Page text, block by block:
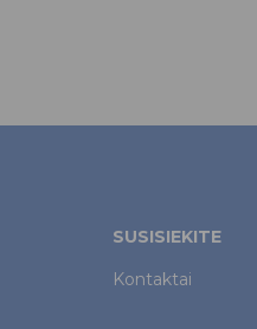
SUSISIEKITE
Kontaktai